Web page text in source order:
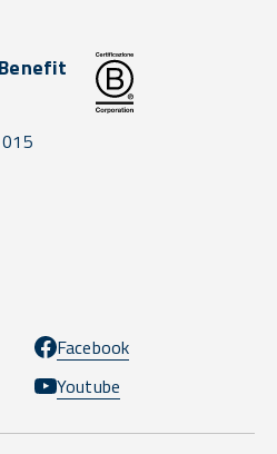
Facebook
Youtube